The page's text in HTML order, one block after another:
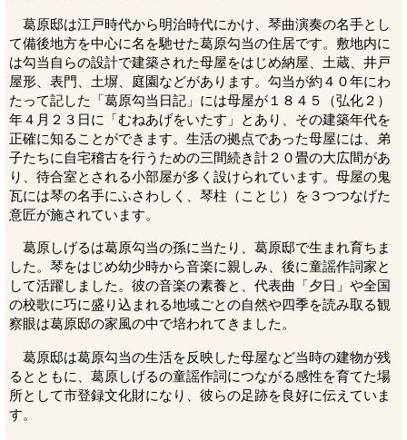
葛原邸は江戸時代から明治時代にかけ、琴曲演奏の名手とし
て備後地方を中心に名を馳せた葛原勾当の住居です。敷地内に
は勾当自らの設計で建築された母屋をはじめ納屋、土蔵、井戸
屋形、表門、土塀、庭園などがあります。勾当が約４０年にわ
たって記した「葛原勾当日記」には母屋が１８４５（弘化２）
年４月２３日に「むねあげをいたす」とあり、その建築年代を
正確に知ることができます。生活の拠点であった母屋には、弟
子たちに自宅稽古を行うための三間続き計２０畳の大広間があ
り、待合室とされる小部屋が多く設けられています。母屋の鬼
瓦には琴の名手にふさわしく、琴柱（ことじ）を３つつなげた
意匠が施されています。
葛原しげるは葛原勾当の孫に当たり、葛原邸で生まれ育ちま
した。琴をはじめ幼少時から音楽に親しみ、後に童謡作詞家と
して活躍しました。彼の音楽の素養と、代表曲「夕日」や全国
の校歌に巧に盛り込まれる地域ごとの自然や四季を読み取る観
察眼は葛原邸の家風の中で培われてきました。
葛原邸は葛原勾当の生活を反映した母屋など当時の建物が残
るとともに、葛原しげるの童謡作詞につながる感性を育てた場
所として市登録文化財になり、彼らの足跡を良好に伝えていま
す。